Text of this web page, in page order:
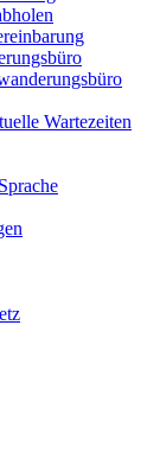
Wartezeiten